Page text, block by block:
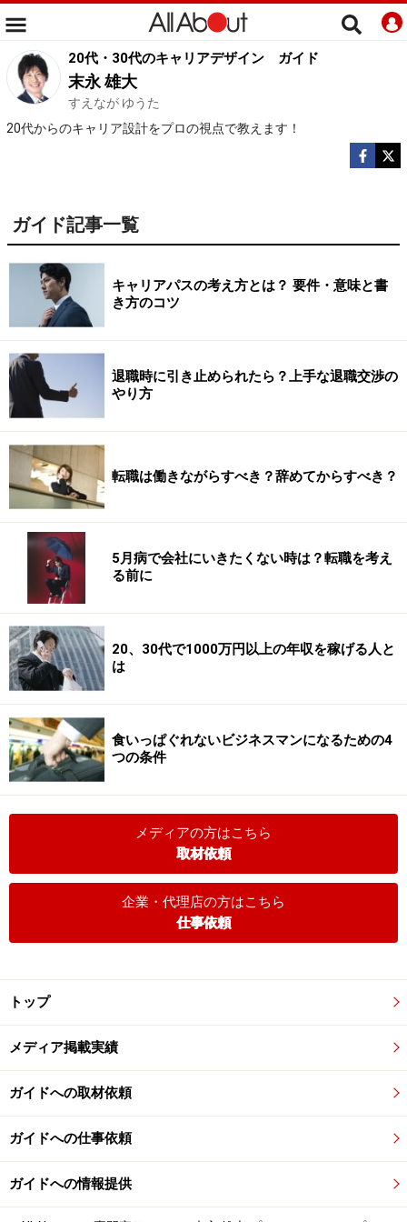
20代・30代のキャリアデザイン ガイド
末永 雄大
すえなが ゆうた
20代からのキャリア設計をプロの視点で教えます！
ガイド記事一覧
キャリアパスの考え方とは？ 要件・意味と書
き方のコツ
退職時に引き止められたら？上手な退職交渉の
やり方
転職は働きながらすべき？辞めてからすべき？
5月病で会社にいきたくない時は？転職を考え
る前に
20、30代で1000万円以上の年収を稼げる人と
は
食いっぱぐれないビジネスマンになるための4
つの条件
メディアの方はこちら
取材依頼
企業・代理店の方はこちら
仕事依頼
トップ
メディア掲載実績
ガイドへの取材依頼
ガイドへの仕事依頼
ガイドへの情報提供